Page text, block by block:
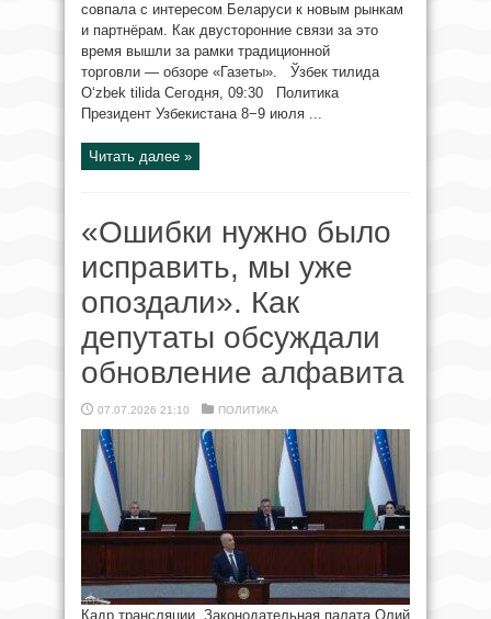
совпала с интересом Беларуси к новым рынкам
и партнёрам. Как двусторонние связи за это
время вышли за рамки традиционной
торговли — обзоре «Газеты». Ўзбек тилида
O‘zbek tilida Сегодня, 09:30 Политика
Президент Узбекистана 8−9 июля ...
Читать далее »
«Ошибки нужно было
исправить, мы уже
опоздали». Как
депутаты обсуждали
обновление алфавита
07.07.2026 21:10 ПОЛИТИКА
Кадр трансляции. Законодательная палата Олий